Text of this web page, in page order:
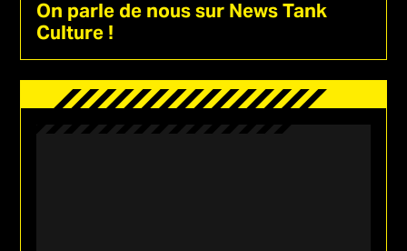
On parle de nous sur News Tank
Culture !